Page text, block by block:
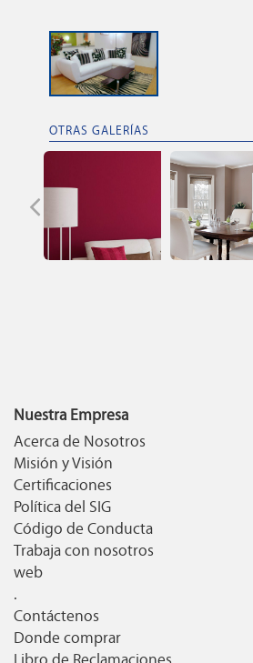
OTRAS GALERÍAS
Nuestra Empresa
Acerca de Nosotros
Misión y Visión
Certificaciones
Política del SIG
Código de Conducta
Trabaja con nosotros
web
.
Contáctenos
Donde comprar